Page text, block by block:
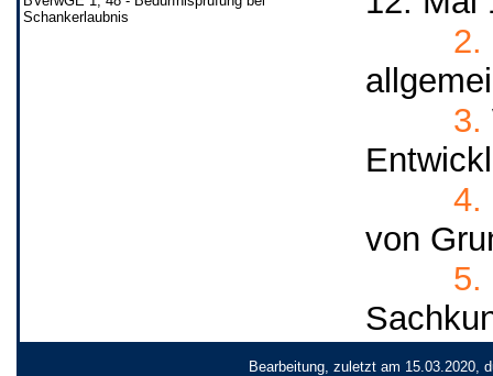
Schankerlaubnis
2.
3.
4.
von
5.
Bearbeitung, zuletzt am 15.03.2020,